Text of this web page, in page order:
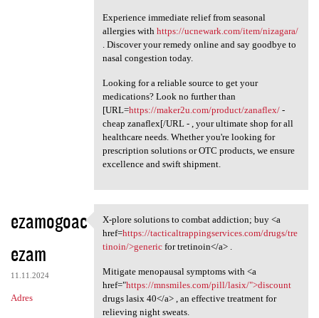
Experience immediate relief from seasonal
allergies with https://ucnewark.com/item/nizagara/
. Discover your remedy online and say goodbye to
nasal congestion today.
Looking for a reliable source to get your
medications? Look no further than
[URL=https://maker2u.com/product/zanaflex/-
cheap zanaflex[/URL - , your ultimate shop for all
healthcare needs. Whether you're looking for
prescription solutions or OTC products, we ensure
excellence and swift shipment.
ezamogoac
ezam
11.11.2024
Adres
X-plore solutions to combat
X-plore solutions to combat addiction; buy <a
href=https://tacticaltrappingservices.com/drugs/tre
tinoin/>genericfor tretinoin</a> .
Mitigate menopausal symptoms with <a
href="https://mnsmiles.com/pill/lasix/">discount
drugs lasix 40</a> , an effective treatment for
relieving night sweats.